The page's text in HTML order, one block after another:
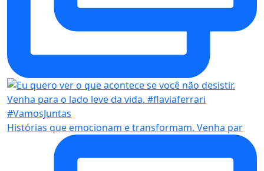
Histórias que emocionam e transformam. Venha par